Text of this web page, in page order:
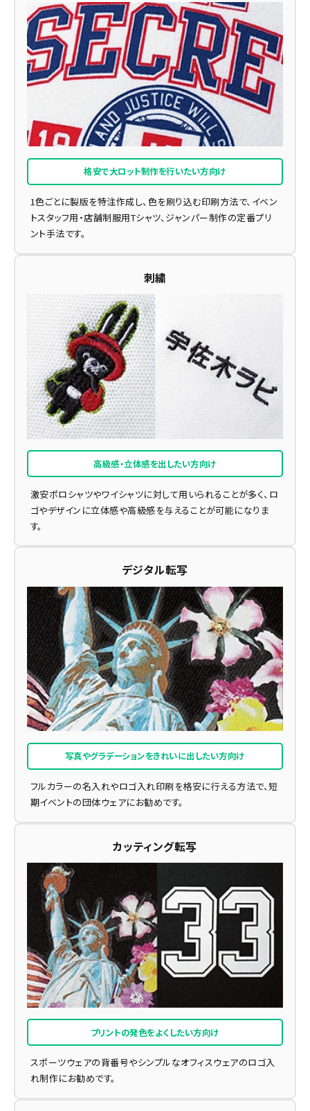
格安で大ロット制作を行いたい方向け
1色ごとに製版を特注作成し、色を刷り込む印刷方法で、イベン
トスタッフ用・店舗制服用Tシャツ、ジャンパー制作の定番プリ
ント手法です。
刺繍
高級感・立体感を出したい方向け
激安ポロシャツやワイシャツに対して用いられることが多く、ロ
ゴやデザインに立体感や高級感を与えることが可能になりま
す。
デジタル転写
写真やグラデーションをきれいに出したい方向け
フルカラーの名入れやロゴ入れ印刷を格安に行える方法で、短
期イベントの団体ウェアにお勧めです。
カッティング転写
プリントの発色をよくしたい方向け
スポーツウェアの背番号やシンプルなオフィスウェアのロゴ入
れ制作にお勧めです。